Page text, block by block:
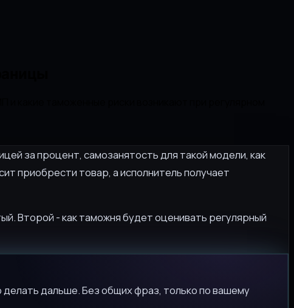
за процент, самозанятость для такой модели, как
приобрести товар, а исполнитель получает
Второй - как таможня будет оценивать регулярный
дальше. Без общих фраз, только по вашему